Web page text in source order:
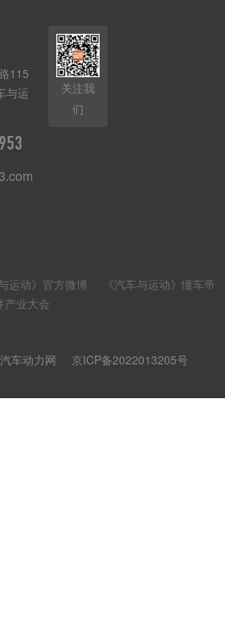
115
与运
关注我
们
运动》官方微博
《汽车与运动》懂车帝
产业大会
车动力网 京ICP备2022013205号